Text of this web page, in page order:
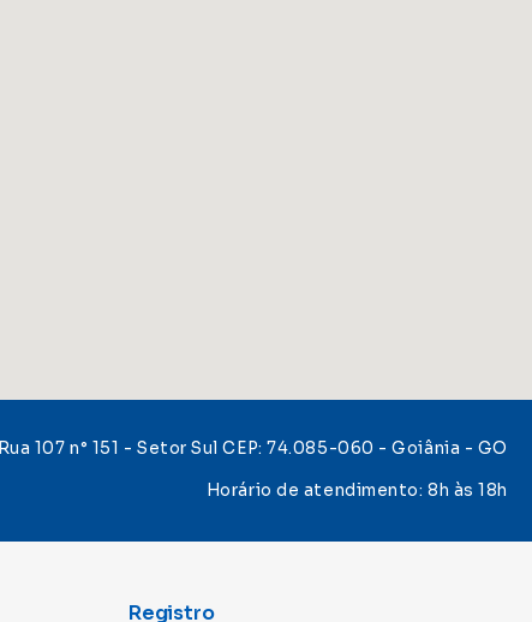
Rua 107 n° 151 - Setor Sul CEP: 74.085-060 - Goiânia - GO
Horário de atendimento: 8h às 18h
Registro